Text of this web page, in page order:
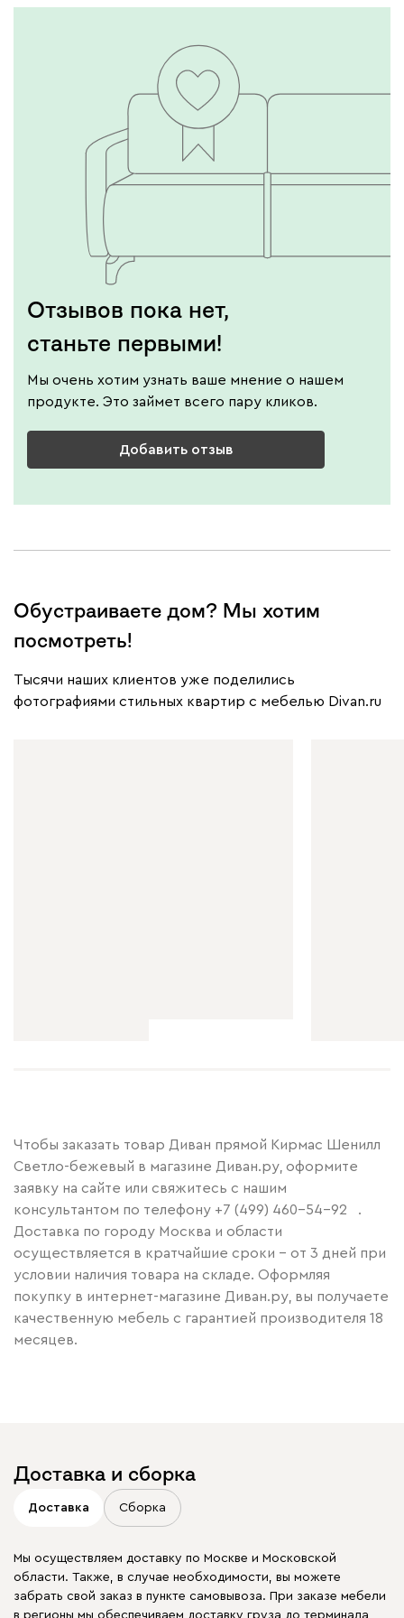
Отзывов пока нет,
станьте первыми!
Мы очень хотим узнать ваше мнение о нашем
продукте. Это займет всего пару кликов.
Добавить отзыв
Обустраиваете дом? Мы хотим
посмотреть!
Тысячи наших клиентов уже поделились
фотографиями стильных квартир с мебелью Divan.ru
Чтобы заказать товар Диван прямой Кирмас Шенилл
Светло-бежевый в магазине Диван.ру, оформите
заявку на сайте или свяжитесь с нашим
консультантом по телефону +7 (499) 460-54-92
.
Доставка по городу Москва и области
осуществляется в кратчайшие сроки – от 3 дней при
условии наличия товара на складе. Оформляя
покупку в интернет-магазине Диван.ру, вы получаете
качественную мебель с гарантией производителя 18
месяцев.
Доставка и сборка
Доставка Сборка
Мы осуществляем доставку по Москве и Московской
области. Также, в случае необходимости, вы можете
забрать свой заказ в пункте самовывоза. При заказе мебели